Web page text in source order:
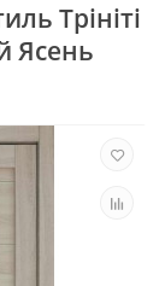
Трініті
Ясень